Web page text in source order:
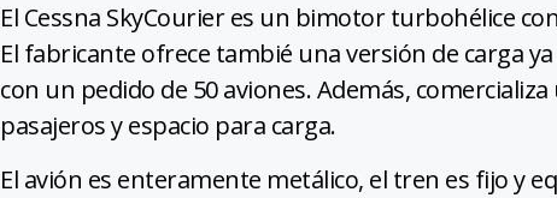
El Cessna SkyCourier es un bimotor turbohélice
El fabricante ofrece tambié una versión de carga
con un pedido de 50 aviones. Además,
pasajeros y espacio para carga.
El avión es enteramente metálico, el tren es fijo y